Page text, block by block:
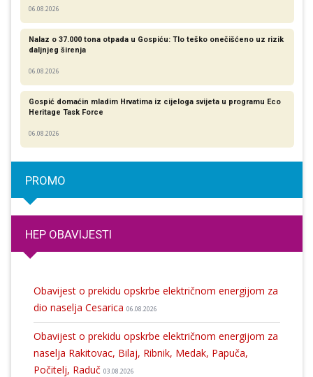
06.08.2026
Nalaz o 37.000 tona otpada u Gospiću: Tlo teško onečišćeno uz rizik
daljnjeg širenja
06.08.2026
Gospić domaćin mladim Hrvatima iz cijeloga svijeta u programu Eco
Heritage Task Force
06.08.2026
PROMO
HEP OBAVIJESTI
Obavijest o prekidu opskrbe električnom energijom za
dio naselja Cesarica 06.08.2026
Obavijest o prekidu opskrbe električnom energijom za
naselja Rakitovac, Bilaj, Ribnik, Medak, Papuča,
Počitelj, Raduč 03.08.2026